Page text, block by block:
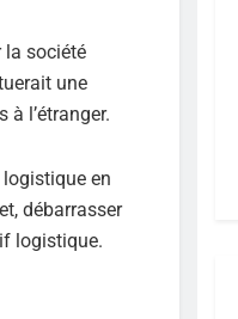
la société
une
l’étranger.
en
débarrasser
logistique.